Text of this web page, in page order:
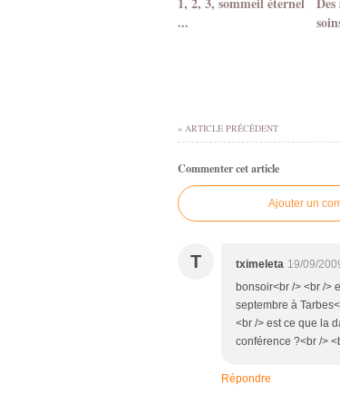
...
« ARTICLE PRÉCÉDENT
Commenter cet article
Ajouter un
T tximeleta 19/09/
bonsoir<br /> <br />
septembre à
<br /> est ce que la
conférence ?<br />
Répondre